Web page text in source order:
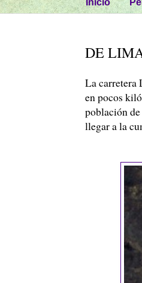
DE
La carretera
en pocos
población de
llegar a la